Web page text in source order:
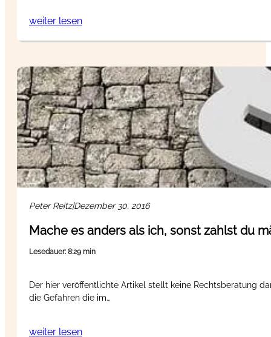
weiter lesen
Peter Reitz|Dezember 30, 2016
Mache es anders als ich, sonst zahlst du
Lesedauer: 8:29 min
Der hier veröffentlichte Artikel stellt keine Rechtsberatung
die Gefahren die im…
weiter lesen